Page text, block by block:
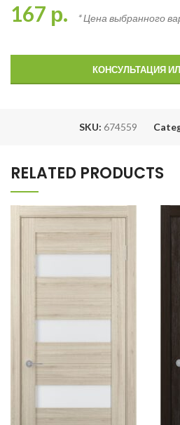
167 р. * Цена выбранного
КОНСУЛЬТАЦИЯ
SKU: 674559
RELATED PRODUCTS